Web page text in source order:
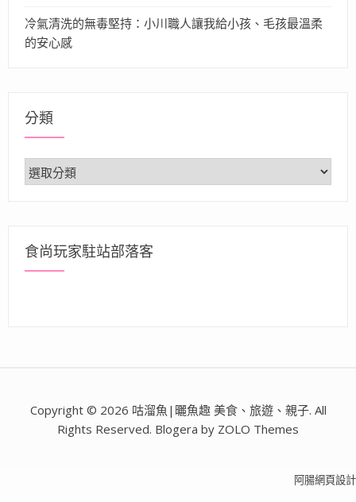
冷氣清洗的無毒堅持：小川職人讓我給小孩、毛孩最溫柔
的安心感
分類
分
類
食尚玩家駐站部落客
Copyright © 2026 咕溜魚|曬魚趣 美食、旅遊、親子. All
Rights Reserved. Blogera by ZOLO Themes
阿腸網頁設計